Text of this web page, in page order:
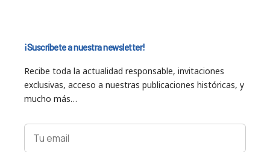
¡Suscríbete a nuestra newsletter!
Recibe toda la actualidad responsable, invitaciones
exclusivas, acceso a nuestras publicaciones históricas, y
mucho más…